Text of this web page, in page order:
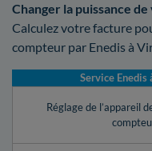
Changer la puissance
Calculez votre facture
compteur par Enedis à
Service
Réglage de l’appareil